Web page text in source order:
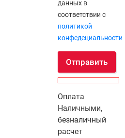
данных в
соответствии с
политикой
конфедециальности
Отправить
Оплата
Наличными,
безналичный
расчет